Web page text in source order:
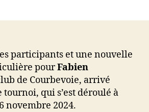
participants et une nouvelle
pourFabien
de Courbevoie, arrivé
qui s’est déroulé à
novembre 2024.